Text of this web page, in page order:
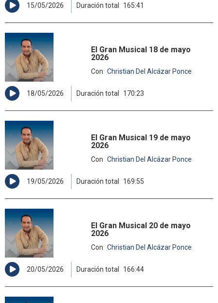
15/05/2026 Duración total 165:41
El Gran Musical 18 de mayo
2026
Con Christian Del Alcázar Ponce
18/05/2026 Duración total 170:23
El Gran Musical 19 de mayo
2026
Con Christian Del Alcázar Ponce
19/05/2026 Duración total 169:55
El Gran Musical 20 de mayo
2026
Con Christian Del Alcázar Ponce
20/05/2026 Duración total 166:44